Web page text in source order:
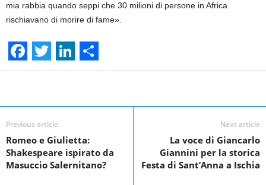
mia rabbia quando seppi che 30 milioni di persone in Africa
rischiavano di morire di fame».
F
c
e
b
o
T
i
t
t
e
L
n
k
e
d
S
a
e
Previous article
Romeo e Giulietta:
Shakespeare ispirato da
Masuccio Salernitano?
Next article
La voce di Giancarlo
Giannini per la storica
Festa di Sant’Anna a Ischia